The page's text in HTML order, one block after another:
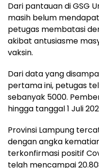
Dari pantauan di GSG
masih belum
petugas membatasi
akibat antusiasme
vaksin.
Dari data yang
pertama ini, petugas
sebanyak 5000.
hingga tanggal 1 Juli
Provinsi Lampung
dengan angka
terkonfirmasi positif
telah mencampai